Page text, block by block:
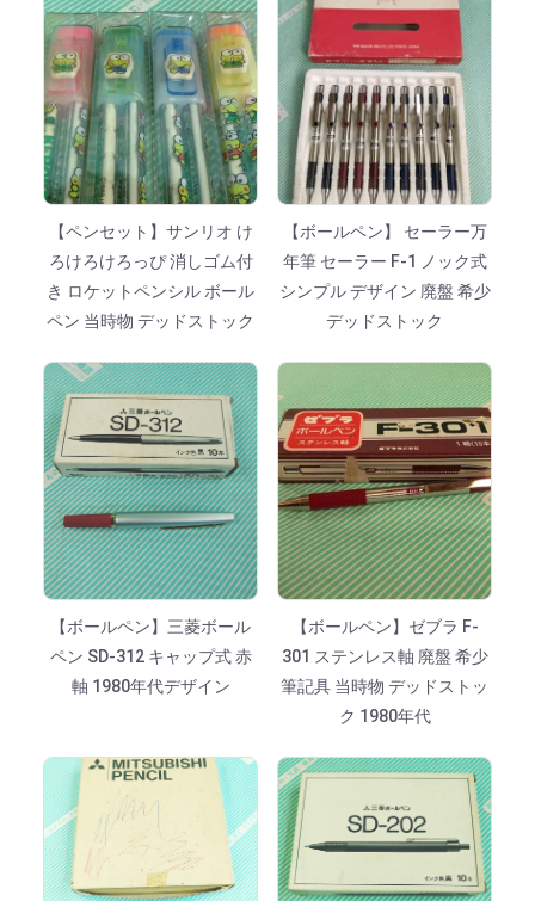
【ペンセット】サンリオ け
ろけろけろっぴ 消しゴム付
き ロケットペンシル ボール
ペン 当時物 デッドストック
【ボールペン】 セーラー万
年筆 セーラー F-1 ノック式
シンプル デザイン 廃盤 希少
デッドストック
【ボールペン】三菱ボール
ペン SD-312 キャップ式 赤
軸 1980年代デザイン
【ボールペン】ゼブラ F-
301 ステンレス軸 廃盤 希少
筆記具 当時物 デッドストッ
ク 1980年代